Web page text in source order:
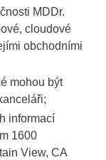
MDDr.
cloudové
obchodními
mohou být
informací
1600
View, CA